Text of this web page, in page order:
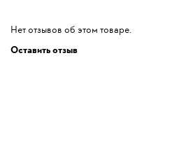
Нет отзывов об этом товаре.
Оставить отзыв